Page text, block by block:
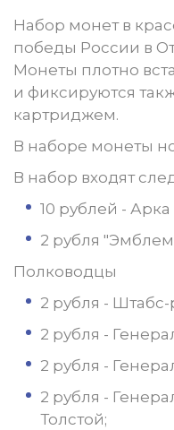
Набор монет в
победы России в
Монеты плотно
и фиксируются
картриджем.
В наборе монеты
В набор входят
10 рублей - Арка
2 рубля
Полководцы
2 рубля -
2 рубля -
2 рубля -
2 рубля -
Толстой;